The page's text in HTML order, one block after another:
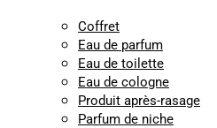
Coffret
Eau de parfum
Eau de toilette
Eau de cologne
Produit après-rasage
Parfum de niche